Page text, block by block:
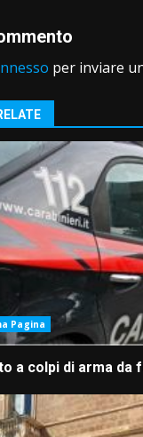
per inviare
Pagina
a colpi di arma da